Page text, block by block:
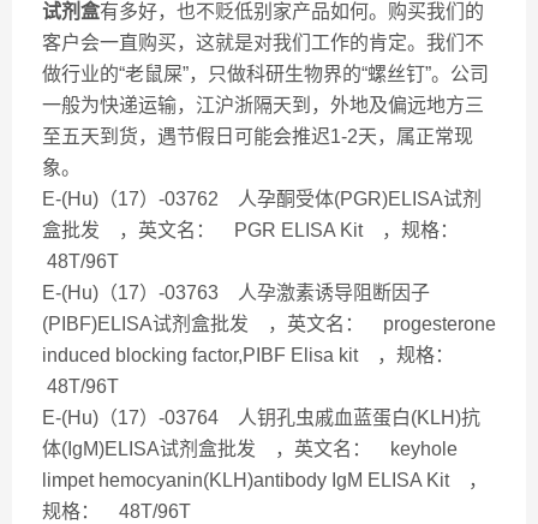
试剂盒有多好，也不贬低别家产品如何。购买我们的
客户会一直购买，这就是对我们工作的肯定。我们不
做行业的“老鼠屎”，只做科研生物界的“螺丝钉”。公司
一般为快递运输，江沪浙隔天到，外地及偏远地方三
至五天到货，遇节假日可能会推迟1-2天，属正常现
象。
E-(Hu)（17）-03762 人孕酮受体(PGR)ELISA试剂
盒批发 ，英文名： PGR ELISA Kit ，规格：
48T/96T
E-(Hu)（17）-03763 人孕激素诱导阻断因子
(PIBF)ELISA试剂盒批发 ，英文名： progesterone
induced blocking factor,PIBF Elisa kit ，规格：
48T/96T
E-(Hu)（17）-03764 人钥孔虫戚血蓝蛋白(KLH)抗
体(IgM)ELISA试剂盒批发 ，英文名： keyhole
limpet hemocyanin(KLH)antibody IgM ELISA Kit ，
规格： 48T/96T